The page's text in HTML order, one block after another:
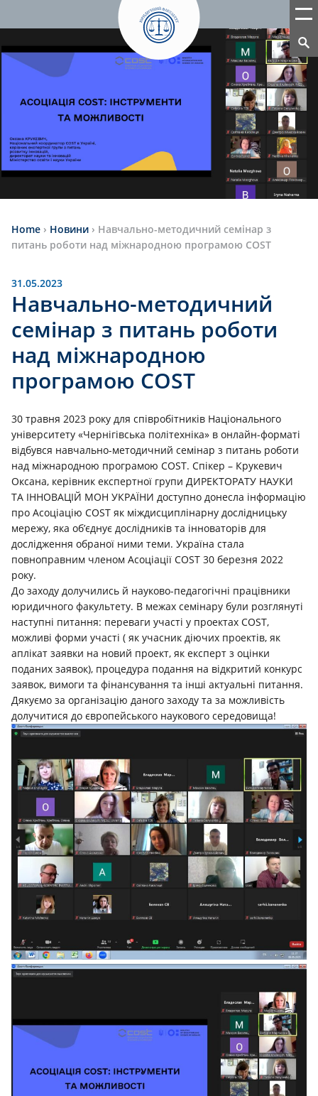
Home › Новини › Навчально-методичний семінар з
питань роботи над міжнародною програмою COST
31.05.2023
Навчально-методичний
семінар з питань роботи
над міжнародною
програмою COST
30 травня 2023 року для співробітників Національного
університету «Чернігівська політехніка» в онлайн-форматі
відбувся навчально-методичний семінар з питань роботи
над міжнародною програмою COST. Спікер – Крукевич
Оксана, керівник експертної групи ДИРЕКТОРАТУ НАУКИ
ТА ІННОВАЦІЙ МОН УКРАЇНИ доступно донесла інформацію
про Асоціацію COST як міждисциплінарну дослідницьку
мережу, яка об’єднує дослідників та інноваторів для
дослідження обраної ними теми. Україна стала
повноправним членом Асоціації COST 30 березня 2022
року.
До заходу долучились й науково-педагогічні працівники
юридичного факультету. В межах семінару були розглянуті
наступні питання: переваги участі у проектах COST,
можливі форми участі ( як учасник діючих проектів, як
аплікат заявки на новий проект, як експерт з оцінки
поданих заявок), процедура подання на відкритий конкурс
заявок, вимоги та фінансування та інші актуальні питання.
Дякуємо за організацію даного заходу та за можливість
долучитися до європейського наукового середовища!